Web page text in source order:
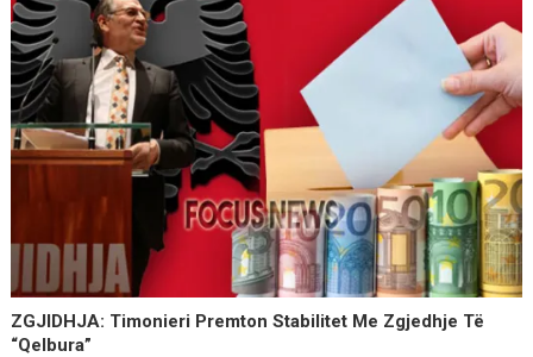
ZGJIDHJA: Timonieri Premton Stabilitet Me Zgjedhje Të
“qelbura”